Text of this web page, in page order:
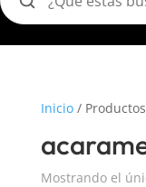
Buscar
Inicio/
Mostrando el